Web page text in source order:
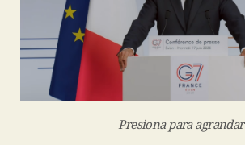
Presiona para agrandar